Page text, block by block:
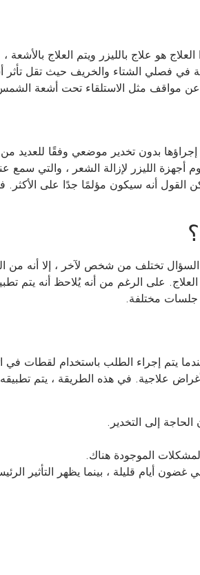
هو علاج بالليزر ويتم العلاج
في فصلي الشتاء والخريف حيث تقل
عن مواقف مثل الاستلقاء تحت أشعة
إجراؤها بدون تخدير موضعي وفقًا للعديد
الليزر لإزالة الشعر ، والتي سمع
أنه سيكون مؤلمًا جدًا على الأكثر.
السؤال تختلف من شخص لآخر ، إلا أنه
لا يوجد شرط عمر لتطبيق هذا العلاج. على الرغم من أنه
جلسات مختلفة.
إجراء الطلب باستخدام لقطات في
علاجية. في هذه الطريقة ، يتم
إلى التخدير.
الموجودة هناك.
أيام قليلة ، بينما يظهر التأثير